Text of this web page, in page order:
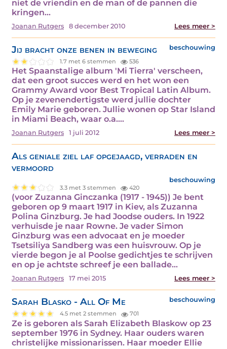
niet de vriendin en de man of de pannen die
kringen…
Joanan Rutgers 8 december 2010 Lees meer >
Jij bracht onze benen in beweging beschouwing
1.7 met 6 stemmen 536
Het Spaanstalige album 'Mi Tierra' verscheen,
dat een groot succes werd en het won een
Grammy Award voor Best Tropical Latin Album.
Op je zevenendertigste werd jullie dochter
Emily Marie geboren. Jullie wonen op Star Island
in Miami Beach, waar o.a.…
Joanan Rutgers 1 juli 2012 Lees meer >
Als geniale ziel laf opgejaagd, verraden en
vermoord
beschouwing
3.3 met 3 stemmen 420
(voor Zuzanna Ginczanka (1917 - 1945)) Je bent
geboren op 9 maart 1917 in Kiev, als Zuzanna
Polina Ginzburg. Je had Joodse ouders. In 1922
verhuisde je naar Rowne. Je vader Simon
Ginzburg was een advocaat en je moeder
Tsetsiliya Sandberg was een huisvrouw. Op je
vierde begon je al Poolse gedichtjes te schrijven
en op je achtste schreef je een ballade…
Joanan Rutgers 17 mei 2015 Lees meer >
Sarah Blasko - All Of Me beschouwing
4.5 met 2 stemmen 701
Ze is geboren als Sarah Elizabeth Blaskow op 23
september 1976 in Sydney. Haar ouders waren
christelijke missionarissen. Haar moeder Ellie